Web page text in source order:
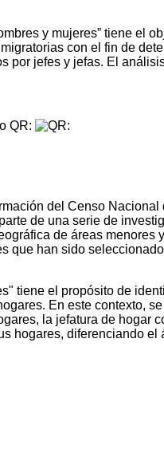
y mujeres” tiene el
con el fin de
por jefes y jefas. El
QR:
del Censo
de una serie de
de áreas
han sido
tiene el propósito de
En este contexto,
la jefatura de
hogares, diferenciando